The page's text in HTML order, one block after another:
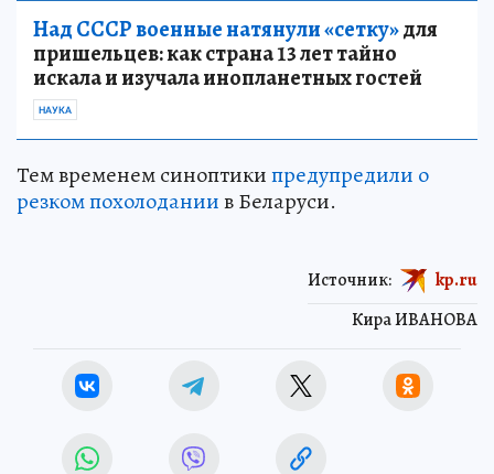
Над СССР военные натянули «сетку»для
пришельцев: как страна 13 лет тайно
искала и изучала инопланетных гостей
НАУКА
Тем временем синоптикипредупредили о
резком похолоданиив Беларуси.
Кира ИВАНОВА
Источник: kp.ru